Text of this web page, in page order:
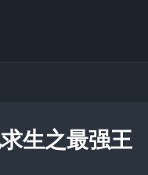
生之最强王